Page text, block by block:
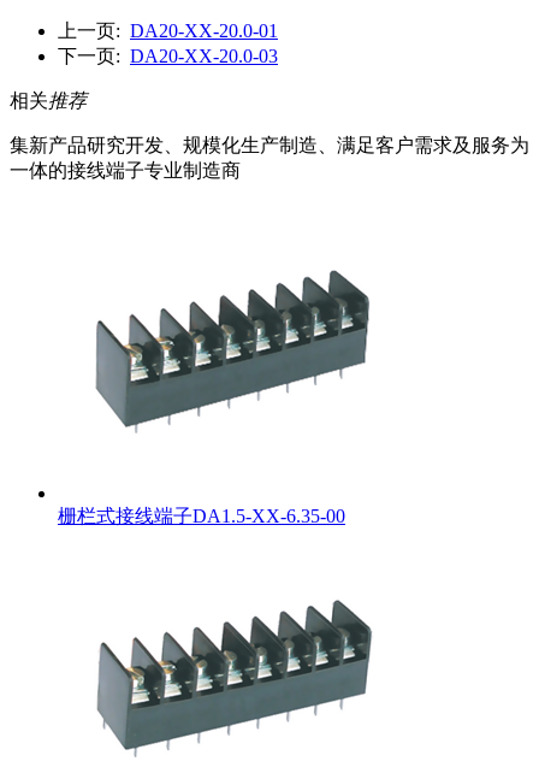
上一页: DA20-XX-20.0-01
下一页: DA20-XX-20.0-03
相关推荐
集新产品研究开发、规模化生产制造、满足客户需求及服务为
一体的接线端子专业制造商
栅栏式接线端子DA1.5-XX-6.35-00